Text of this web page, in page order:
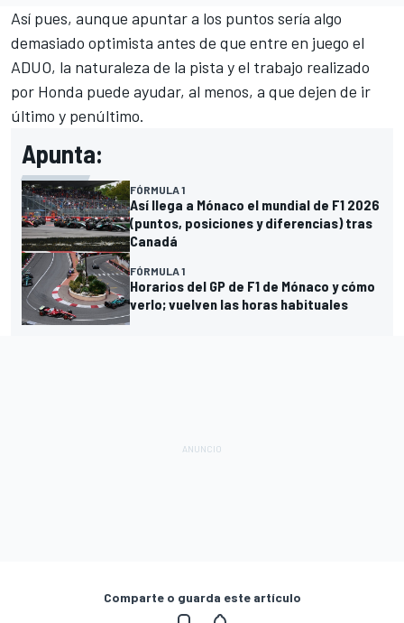
Así pues, aunque apuntar a los puntos sería algo
demasiado optimista antes de que entre en juego el
ADUO, la naturaleza de la pista y el trabajo realizado
por Honda puede ayudar, al menos, a que dejen de ir
último y penúltimo.
Apunta:
FÓRMULA 1
Así llega a Mónaco el mundial de F1 2026
(puntos, posiciones y diferencias) tras
Canadá
FÓRMULA 1
Horarios del GP de F1 de Mónaco y cómo
verlo; vuelven las horas habituales
Comparte o guarda este artículo